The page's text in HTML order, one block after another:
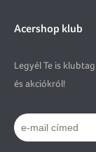
Acershop klub
Legyél Te is
és akciókról!